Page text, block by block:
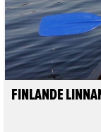
FINLANDE